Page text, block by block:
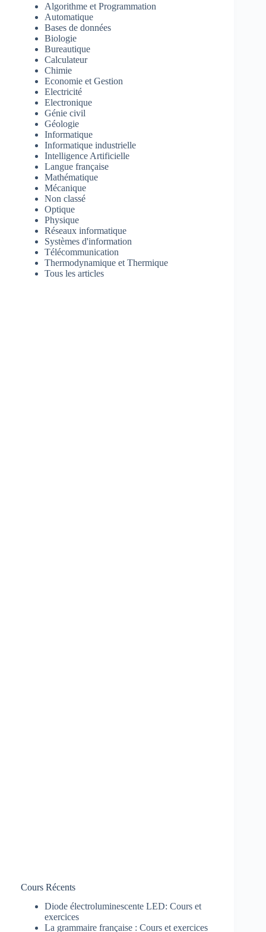
Algorithme et Programmation
Automatique
Bases de données
Biologie
Bureautique
Calculateur
Chimie
Economie et Gestion
Electricité
Electronique
Génie civil
Géologie
Informatique
Informatique industrielle
Intelligence Artificielle
Langue française
Mathématique
Mécanique
Non classé
Optique
Physique
Réseaux informatique
Systèmes d'information
Télécommunication
Thermodynamique et Thermique
Tous les articles
Cours Récents
Diode électroluminescente LED: Cours et
exercices
La grammaire française : Cours et exercices